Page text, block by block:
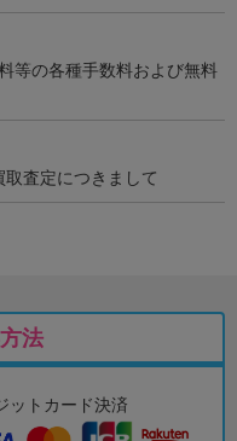
等の各種手数料および無料
取査定につきまして
法
ットカード決済